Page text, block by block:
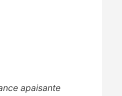
apaisante